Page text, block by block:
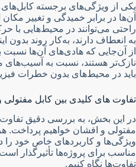
یکی از ویژگی‌های برجسته
آن‌ها در برابر خمیدگی و تغییر
راحتی می‌توانند در محیط‌هایی با
به انعطاف دارند، به‌کار روند بدون
از آن‌جایی که هادی‌های آن‌ها نسبت
نازک‌تر هستند، نسبت به آسیب‌های
باید در محیط‌های بدون خطرات
تفاوت های کلیدی بین کابل مفتولی
در این بخش، به بررسی دقیق
مفتولی و افشان خواهیم پرداخت.
ویژگی‌ها و کاربردهای خاص خود را
مناسب برای پروژه‌ها تأثیرگذار است.
تفاوت‌ها نگاه کنیم.